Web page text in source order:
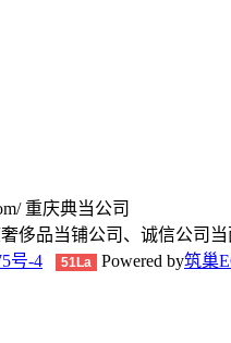
重庆典当公司
侈品当铺公司、诚信公司当
号-4 51La Powered by筑巢